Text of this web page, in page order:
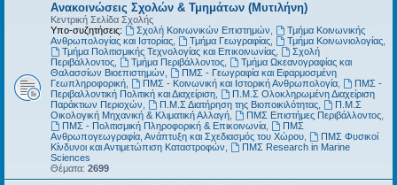
Ανακοινώσεις Σχολών & Τμημάτων (Μυτιλήνη)
Κεντρική Σελίδα Σχολής
Υπο-συζητήσεις:
Σχολή Κοινωνικών Επιστημών
Τμήμα Κοινωνικής
Ανθρωπολογίας και Ιστορίας
Τμήμα Γεωγραφίας, Τμήμα Κοινωνιολογίας,
Τμήμα Πολιτισμικής Τεχνολογίας και Επικοινωνίας,
Σχολή
Περιβάλλοντος
Τμήμα Περιβάλλοντος,
Τμήμα Ωκεανογραφίας και
Θαλασσίων Βιοεπιστημών
ΠΜΣ - Γεωγραφία και Εφαρμοσμένη
Γεωπληροφορική
ΠΜΣ - Κοινωνική και Ιστορική Ανθρωπολογία,
ΠΜΣ -
Περιβαλλοντική Πολιτική και Διαχείριση
Π.Μ.Σ Ολοκληρωμένη Διαχείριση
Παράκτιων Περιοχών
Π.Μ.Σ Διατήρηση της Βιοποικιλότητας,
Π.Μ.Σ
Οικολογική Μηχανική & Κλιματική Αλλαγή
ΠΜΣ Επιστήμες Περιβάλλοντος,
ΠΜΣ - Πολιτισμική Πληροφορική & Επικοινωνία,
ΠΜΣ
Ανθρωπογεωγραφία, Ανάπτυξη και Σχεδιασμός του Χώρου
ΠΜΣ Φυσικοί
Κίνδυνοι και Αντιμετώπιση Καταστροφών
ΠΜΣ Research in Marine
Sciences
Θέματα: 2699